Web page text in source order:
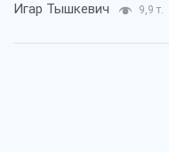
Игар Тышкевич 9,9 т.